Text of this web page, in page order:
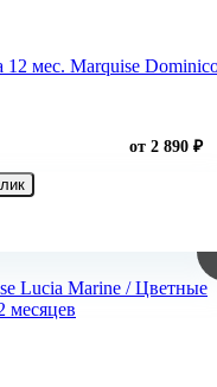
мес. Marquise
от 2 890 ₽